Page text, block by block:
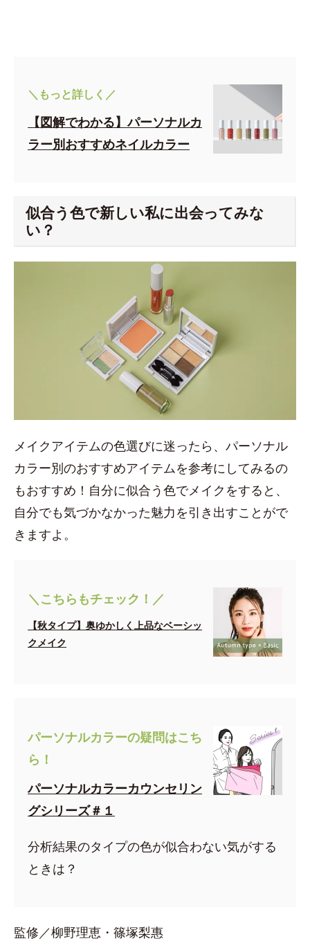
＼もっと詳しく／
【図解でわかる】パーソナルカ
ラー別おすすめネイルカラー
似合う色で新しい私に出会ってみな
い？
メイクアイテムの色選びに迷ったら、パーソナル
カラー別のおすすめアイテムを参考にしてみるの
もおすすめ！自分に似合う色でメイクをすると、
自分でも気づかなかった魅力を引き出すことがで
きますよ。
＼こちらもチェック！／
【秋タイプ】奥ゆかしく上品なベーシッ
クメイク
パーソナルカラーの疑問はこち
ら！
パーソナルカラーカウンセリン
グシリーズ＃１
分析結果のタイプの色が似合わない気がする
ときは？
監修／柳野理恵・篠塚梨惠